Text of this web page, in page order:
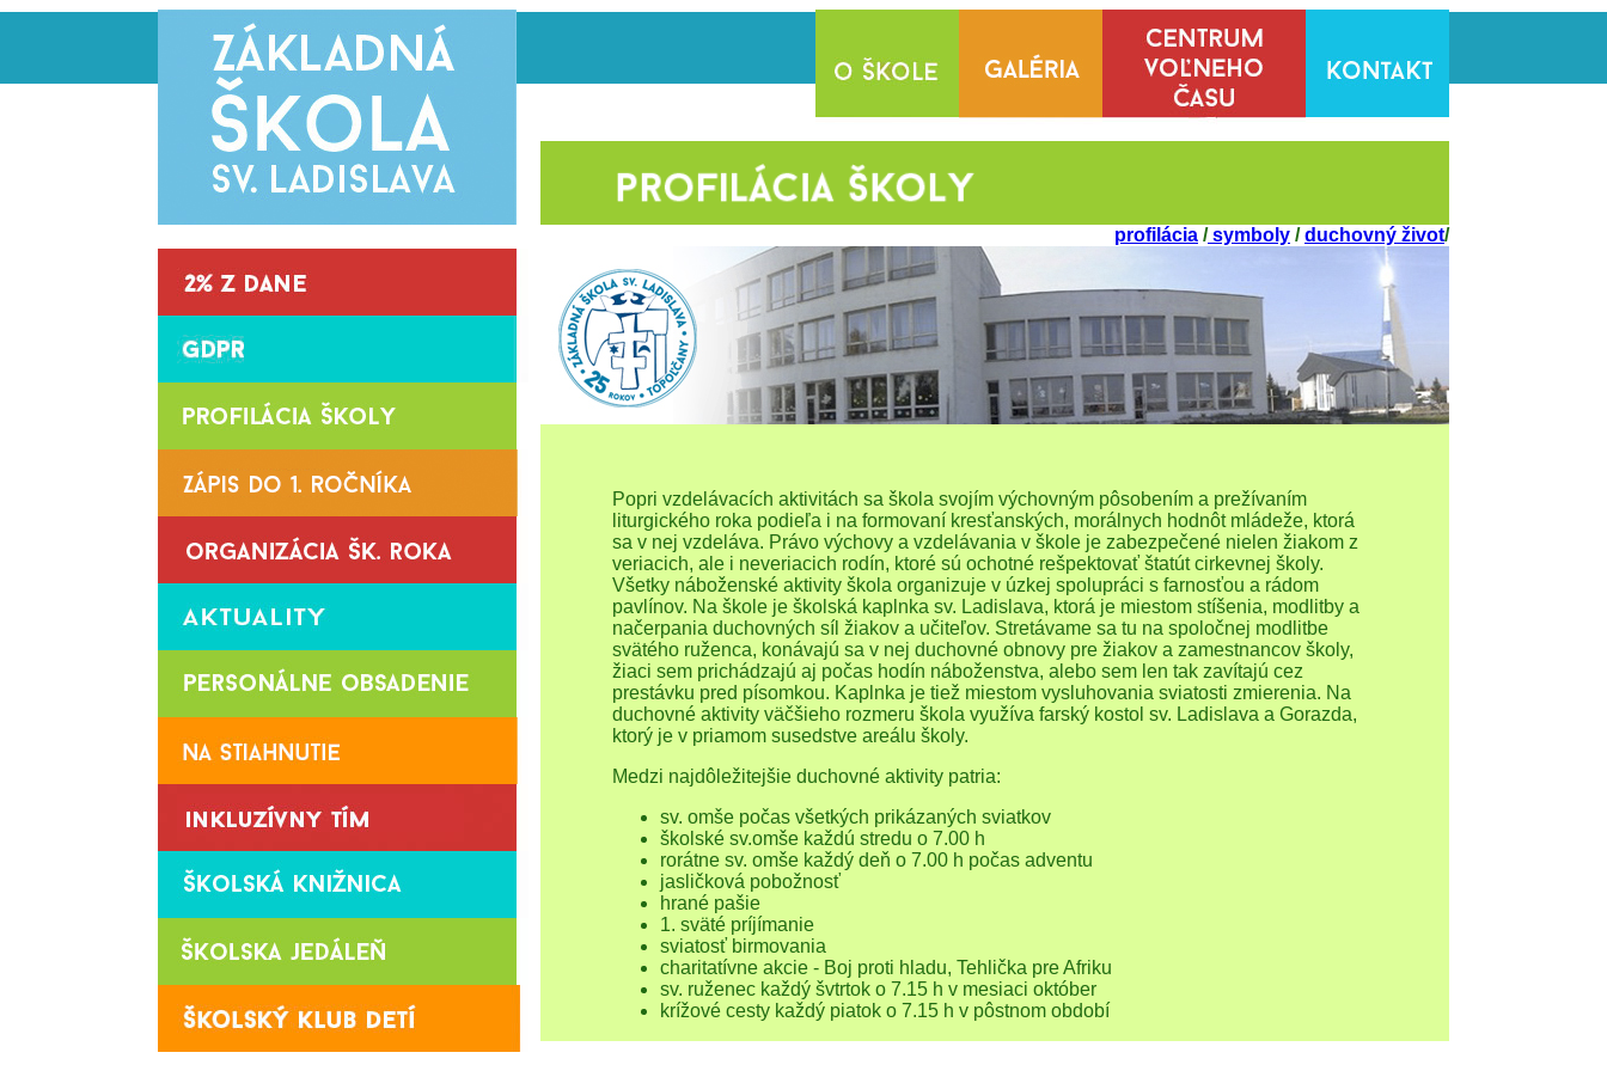
profilácia /symboly /duchovný život/
Popri vzdelávacích aktivitách sa škola svojím výchovným pôsobením a prežívaním
liturgického roka podieľa i na formovaní kresťanských, morálnych hodnôt mládeže, ktorá
sa v nej vzdeláva. Právo výchovy a vzdelávania v škole je zabezpečené nielen žiakom z
veriacich, ale i neveriacich rodín, ktoré sú ochotné rešpektovať štatút cirkevnej školy.
Všetky náboženské aktivity škola organizuje v úzkej spolupráci s farnosťou a rádom
pavlínov. Na škole je školská kaplnka sv. Ladislava, ktorá je miestom stíšenia, modlitby a
načerpania duchovných síl žiakov a učiteľov. Stretávame sa tu na spoločnej modlitbe
svätého ruženca, konávajú sa v nej duchovné obnovy pre žiakov a zamestnancov školy,
žiaci sem prichádzajú aj počas hodín náboženstva, alebo sem len tak zavítajú cez
prestávku pred písomkou. Kaplnka je tiež miestom vysluhovania sviatosti zmierenia. Na
duchovné aktivity väčšieho rozmeru škola využíva farský kostol sv. Ladislava a Gorazda,
ktorý je v priamom susedstve areálu školy.
Medzi najdôležitejšie duchovné aktivity patria:
sv. omše počas všetkých prikázaných sviatkov
školské sv.omše každú stredu o 7.00 h
rorátne sv. omše každý deň o 7.00 h počas adventu
jasličková pobožnosť
hrané pašie
1. sväté príjímanie
sviatosť birmovania
charitatívne akcie - Boj proti hladu, Tehlička pre Afriku
sv. ruženec každý švtrtok o 7.15 h v mesiaci október
krížové cesty každý piatok o 7.15 h v pôstnom období